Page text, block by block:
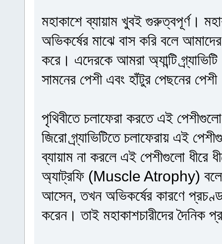
মহাকাশে ব্যায়াম খুবই গুরুত্বপূর্ণ।
অভিকর্ষের মাঝে বাস করি বলে
করে। এদেরকে আমরা অ্যান্টি
সামনের পেশী এবং হাঁটুর পেছনের
পৃথিবীতে চলাফেরা করতে এই
জিরো গ্র্যাভিটিতে চলাফেরায় এই
ব্যায়াম না করলে এই পেশীগুলো ধীরে
অ্যাট্রফি (Muscle Atrophy) বলে।
আসেন, তখন অভিকর্ষের কারণে
করেন। তাই মহাকাশচারীদের দৈনিক